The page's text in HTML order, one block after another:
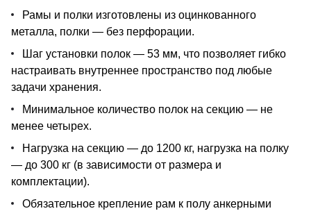
Рамы и полки изготовлены из оцинкованного
металла, полки — без перфорации.
Шаг установки полок — 53 мм, что позволяет гибко
настраивать внутреннее пространство под любые
задачи хранения.
Минимальное количество полок на секцию — не
менее четырех.
Нагрузка на секцию — до 1200 кг, нагрузка на полку
— до 300 кг (в зависимости от размера и
комплектации).
Обязательное крепление рам к полу анкерными